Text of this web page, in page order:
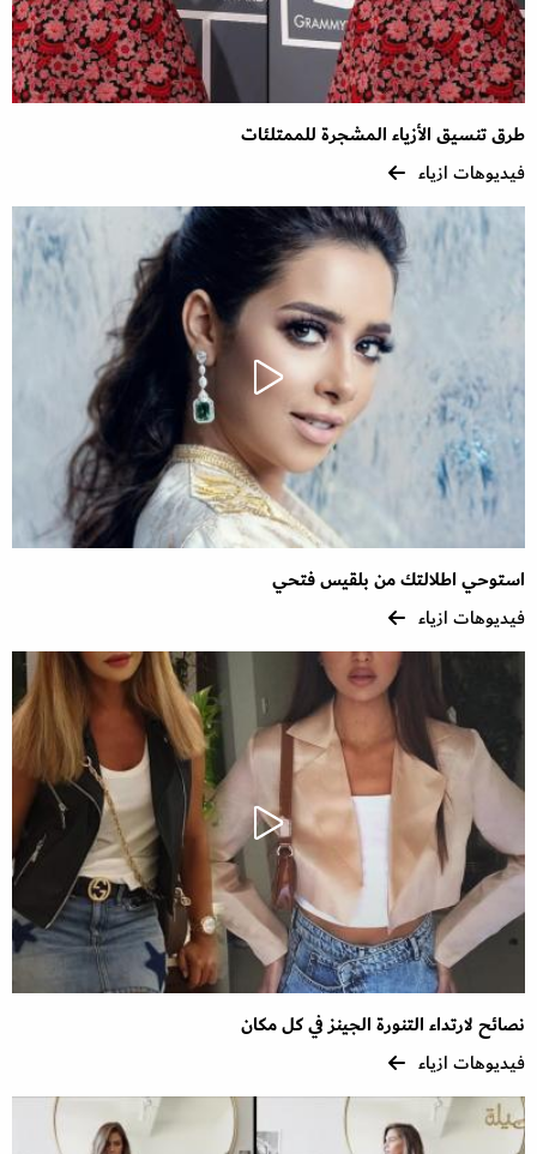
طرق تنسيق الأزياء المشجرة للممتلئات
فيديوهات ازياء
استوحي اطلالتك من بلقيس فتحي
فيديوهات ازياء
نصائح لارتداء التنورة الجينز في كل مكان
فيديوهات ازياء